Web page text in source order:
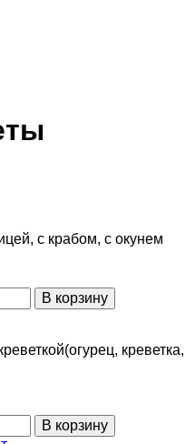
с крабом, с окунем
В корзину
креветка,
В корзину